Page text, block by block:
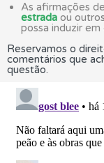
As afirmações
estrada ou
possa induzir
Reservamos o
comentários que
questão.